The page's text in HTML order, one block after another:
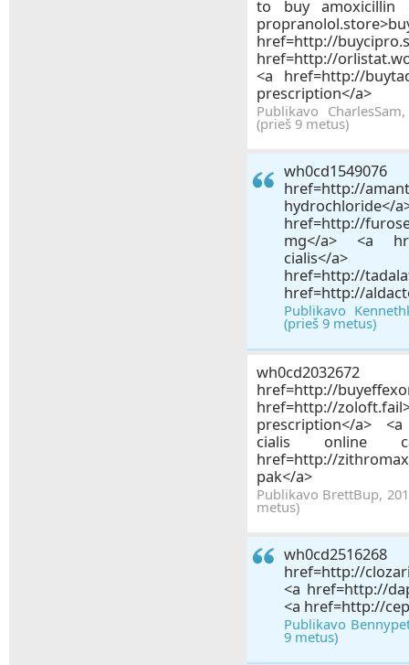
to buy amoxicillin
href=http://
href=http://
<a href=http://
prescription</a>
Publikavo
(prieš 9 metus)
href=http://
href=http://
mg</a> <a
href=http://
href=http://
Publikavo
(prieš 9 metus)
href=http://
href=http://
prescription</a> <a
cialis online
href=http://
pak</a>
Publikavo BrettBup,
metus)
href=http://
<a href=http://
<a href=http://
Publikavo
9 metus)